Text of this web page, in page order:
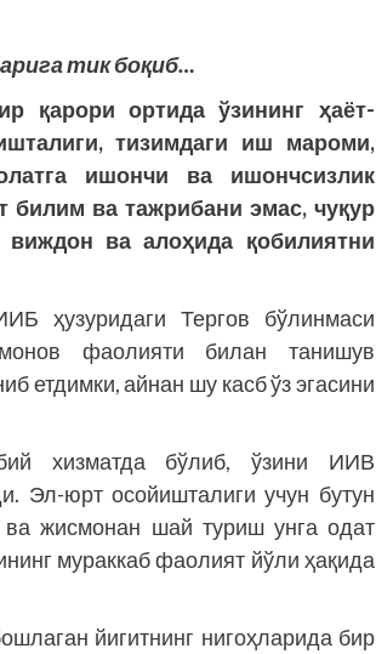
тик боқиб…
қарори ортида ўзининг ҳаёт-
тизимдаги иш мароми,
ишончи ва ишончсизлик
билим ва тажрибани эмас, чуқур
ва алоҳида қобилиятни
ҳузуридаги Тергов бўлинмаси
фаолияти билан танишув
етдимки, айнан шу касб ўз эгасини
хизматда бўлиб, ўзини ИИВ
Эл-юрт осойишталиги учун бутун
жисмонан шай туриш унга одат
мураккаб фаолият йўли ҳақида
йигитнинг нигоҳларида бир